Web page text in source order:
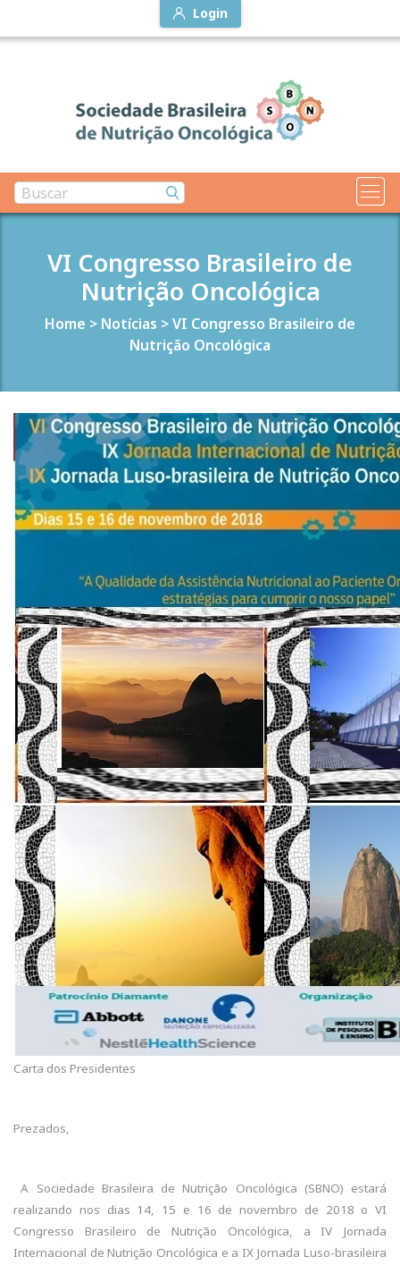
Login
VI Congresso Brasileiro de
Nutrição Oncológica
Home > Notícias >VI Congresso Brasileiro de
Nutrição Oncológica
Carta dos Presidentes
Prezados,
A Sociedade Brasileira de Nutrição Oncológica (SBNO) estará
realizando nos dias 14, 15 e 16 de novembro de 2018 o VI
Congresso Brasileiro de Nutrição Oncológica, a IV Jornada
Internacional de Nutrição Oncológica e a IX Jornada Luso-brasileira